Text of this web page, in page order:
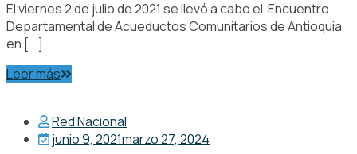
El viernes 2 de julio de 2021 se llevó a cabo el Encuentro
Departamental de Acueductos Comunitarios de Antioquia
en [...]
Leer más
Red Nacional
junio 9, 2021marzo 27, 2024